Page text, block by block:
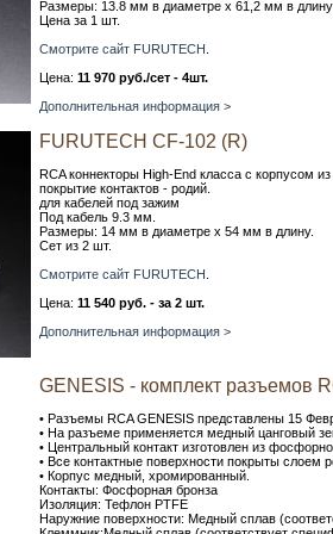
Размеры: 13.8 мм в диаметре х 61,2 мм в длину
Цена за 1 шт.
Смотрите сайт FURUTECH
Цена: 11 970 руб./сет - 4шт.
Дополнительная информация >
FURUTECH CF-102 (R)
RCA коннекторы High-End класса с корпусом
покрытие контактов - родий.
для кабелей под зажим
Под кабель 9.3 мм.
Размеры: 14 мм в диаметре х 54 мм в длину.
Сет из 2 шт.
Смотрите сайт FURUTECH
Цена: 11 540 руб. - за 2 шт.
Дополнительная информация >
GENESIS - комплект разъемов
• Разъемы RCA GENESIS представлены 15
• На разъеме применяется медный цанговый
• Центральный контакт изготовлен из
• Все контактные поверхности покрыты слоем
• Корпус медный, хромированный.
Контакты: Фосфорная бронза
Изоляция: Тефлон PTFE
Наружние поверхности: Медный сплав